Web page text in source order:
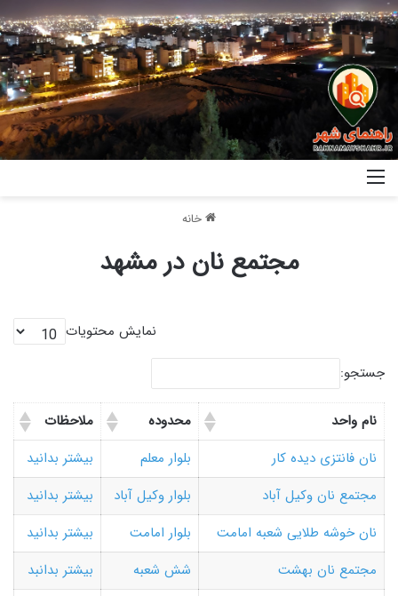
خانه
مجتمع نان در مشهد
نمایش محتویات
جستجو:
نام واحد محدوده
ملاحظات
نان فانتزی دیده کار
بلوار معلم
بیشتر بدانید
مجتمع نان وکیل آباد
بلوار وکیل آباد
بیشتر بدانید
نان خوشه طلایی شعبه امامت
بلوار امامت
بیشتر بدانید
مجتمع نان بهشت
شش شعبه
بیشتر بدانبد